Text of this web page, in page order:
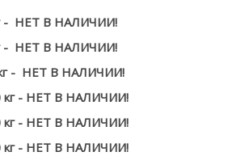
- НЕТ В НАЛИЧИИ!
- НЕТ В НАЛИЧИИ!
- НЕТ В НАЛИЧИИ!
- НЕТ В НАЛИЧИИ!
- НЕТ В НАЛИЧИИ!
- НЕТ В НАЛИЧИИ!